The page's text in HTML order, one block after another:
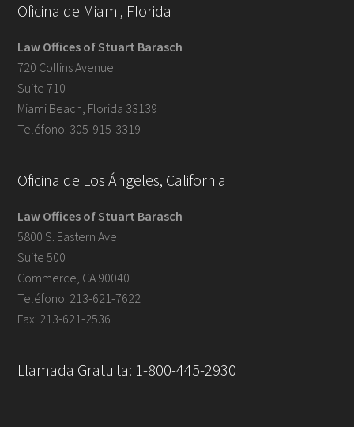
Oficina de Miami, Florida
Law Offices of Stuart Barasch
720 Collins Avenue
Suite 710
Miami Beach, Florida 33139
Teléfono: 305-915-3319
Oficina de Los Ángeles, California
Law Offices of Stuart Barasch
5800 S. Eastern Ave
Suite 500
Commerce, CA 90040
Teléfono: 213-621-7622
Fax: 213-621-2536
Llamada Gratuita: 1-800-445-2930